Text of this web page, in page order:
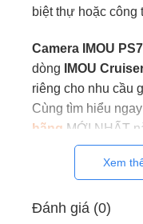
biệt thự hoặc công
Camera IMOU
dòng
IMOU
riêng cho nhu cầu
Cùng tìm hiểu
hãng MỚI NHẤT
Cammera
nước IP67
Camera IMOU
Xem
Đánh giá (0)